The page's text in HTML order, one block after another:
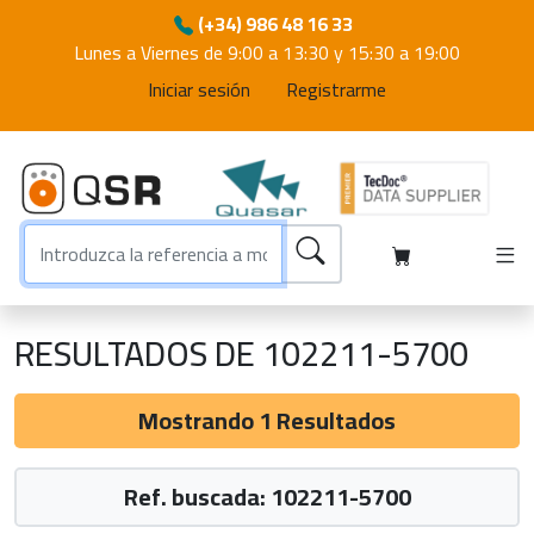
(+34) 986 48 16 33
Lunes a Viernes de 9:00 a 13:30 y 15:30 a 19:00
Iniciar sesión
Registrarme
RESULTADOS DE 102211-5700
Mostrando 1 Resultados
Ref. buscada: 102211-5700